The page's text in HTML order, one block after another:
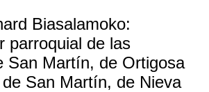
Biasalamoko:
parroquial de las
San Martín, de Ortigosa
San Martín, de Nieva